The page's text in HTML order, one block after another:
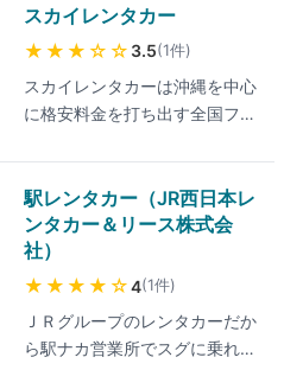
スムーズさを評価する声が多く
あります。最新の料金は公式サ
リアは沖縄・九州エリアが中心
で、沖縄では空港送迎付きプラ
続きや営業所による対応の細か
な違いについて口コミでばらつ
きの指摘があり、利用前に該当
店舗の評判を確認するのがおす
すめです。
スカイレンタカー
★★★ ☆☆ 3.5(1件)
スカイレンタカーは沖縄を中心
に格安料金を打ち出す全国フラ
ーです。空港送迎やクイックチ
ェックインの利便性が評価され
ています。料金プランは沖縄・
北海道など観光地での格安水準
が特徴で、最新の料金は公式サ
リアは全国都道府県を網羅しつ
つ、特に沖縄県・北海道での店
駅レンタカー（JR西日本レ
ンタカー＆リース株式会
社）
★★★★ ☆4(1件)
ＪＲグループのレンタカーだか
ら駅ナカ営業所でスグに乗れ